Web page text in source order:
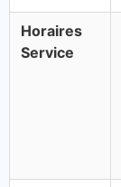
Horaires
Service